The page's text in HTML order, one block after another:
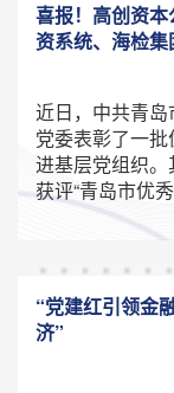
喜报！高创资
资系统、海检
近日，中共青
党委表彰了一
进基层党组织
获评“青岛市优
“党建红引领金
济”